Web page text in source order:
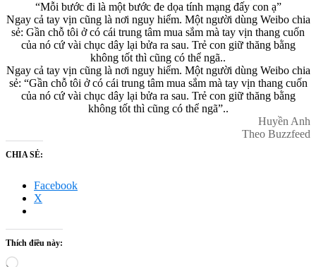
“Mỗi bước đi là một bước đe dọa tính mạng đấy con ạ”
Ngay cả tay vịn cũng là nơi nguy hiểm. Một người dùng Weibo chia
sẻ: Gần chỗ tôi ở có cái trung tâm mua sắm mà tay vịn thang cuốn
của nó cứ vài chục dây lại bửa ra sau. Trẻ con giữ thăng bằng
không tốt thì cũng có thể ngã..
Ngay cả tay vịn cũng là nơi nguy hiểm. Một người dùng Weibo chia
sẻ: “Gần chỗ tôi ở có cái trung tâm mua sắm mà tay vịn thang cuốn
của nó cứ vài chục dây lại bửa ra sau. Trẻ con giữ thăng bằng
không tốt thì cũng có thể ngã”..
Huyền Anh
Theo Buzzfeed
CHIA SẺ:
Facebook
X
Thích điều này:
Loading…